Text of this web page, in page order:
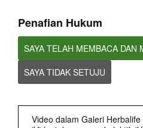
Penafian Hukum
SAYA TELAH MEMBACA DAN
SAYA TIDAK SETUJU
Video dalam Galeri
Herbalife Indonesia bangga untuk
Rizky Ridho Ramadhani - Atlet Sponsor